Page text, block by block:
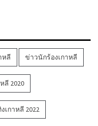
หลี ข่าวนักร้องเกาหลี
ลี 2020
เกาหลี 2022